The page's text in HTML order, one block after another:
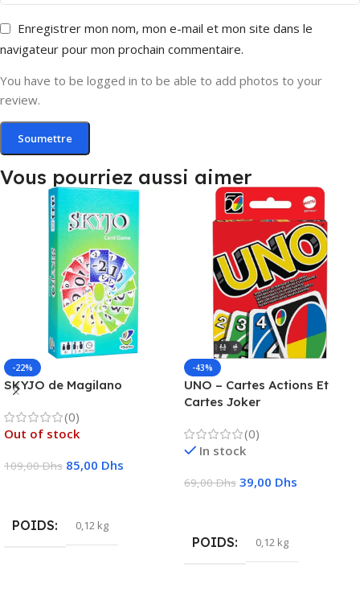
Enregistrer mon nom, mon e-mail et mon site dans le
navigateur pour mon prochain commentaire.
You have to be logged in to be able to add photos to your
review.
Vous pourriez aussi aimer
-22%
SKYJO de Magilano
(0)
Out of stock
109,00Dhs 85,00 Dhs
POIDS 0,12 kg
-43%
UNO – Cartes Actions Et
Cartes Joker
(0)
In stock
69,00Dhs 39,00 Dhs
POIDS 0,12 kg